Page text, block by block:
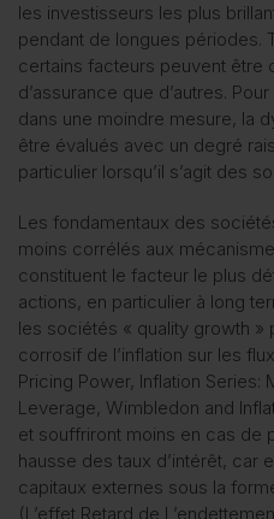
les investisseurs les plus
pendant de longues périodes.
certains facteurs peuvent être
d’assurance que d’autres.
dans une moindre mesure, la
être évalués avec un degré
particulier lorsqu’il s’agit des
Les fondamentaux des
moins corrélés aux
constituent le facteur le plus
actions, en particulier à long
les sociétés « quality growth »
corrosif de l’inflation sur les
Pricing Power, Inflation Series:
Leverage, Wimbledon and
et souffriront moins en cas de
hausse des taux d’intérêt, car
capitaux externes sous la
(L’effet Retard de